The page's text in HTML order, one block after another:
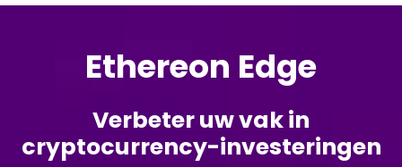
Ethereon Edge
Verbeter uw vak in
cryptocurrency-investeringen